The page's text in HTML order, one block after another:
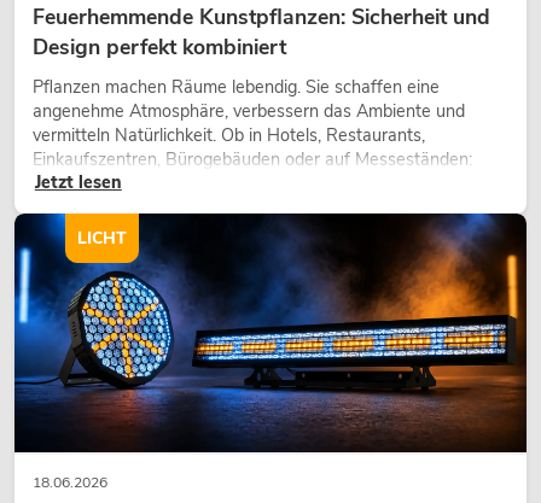
Feuerhemmende Kunstpflanzen: Sicherheit und
Design perfekt kombiniert
Pflanzen machen Räume lebendig. Sie schaffen eine
angenehme Atmosphäre, verbessern das Ambiente und
vermitteln Natürlichkeit. Ob in Hotels, Restaurants,
Einkaufszentren, Bürogebäuden oder auf Messeständen:
eine hochwertige Begrünung gehört heute längst zum
Jetzt lesen
18.06.2026
LICHT